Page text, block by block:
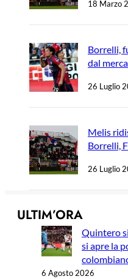
18 Marzo
Borrelli,
dal
26 Luglio
Melis
Borrelli,
26 Luglio
ULTIM’ORA
Quintero
si apre la
6 Agosto 2026